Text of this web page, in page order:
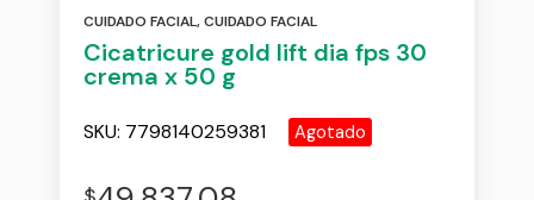
CUIDADO FACIAL,CUIDADO FACIAL
Cicatricure gold lift dia fps 30
crema x 50 g
SKU: 7798140259381 Agotado